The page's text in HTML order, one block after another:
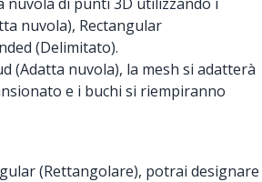
nuvola), Rectangular
(Delimitato).
(Adatta nuvola), la mesh si adatterà
e i buchi si riempiranno
(Rettangolare), potrai designare